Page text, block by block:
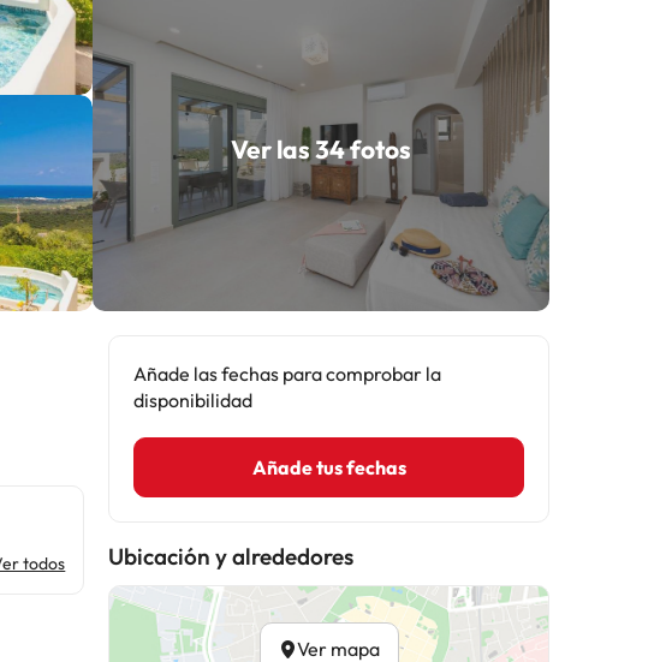
Ver las 34 fotos
todos
Añade las fechas para comprobar la
disponibilidad
Añade tus fechas
Ubicación y alrededores
Ver mapa